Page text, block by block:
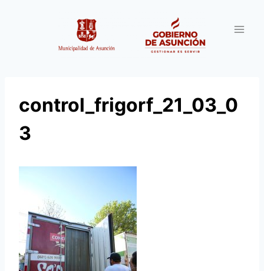
control_frigorf_21_03_0
3